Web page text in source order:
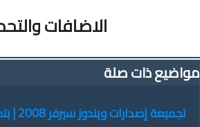
الاضافات
مواضيع ذات صلة
تجميعة إصدارات ويندوز سيرفر 2008 | بتحديثات أغسطس 2019